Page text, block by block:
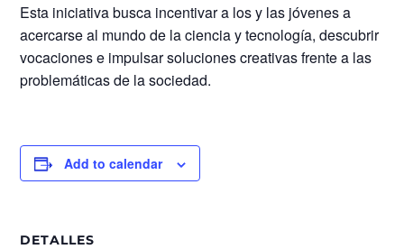
Esta iniciativa busca incentivar a los y las jóvenes a
acercarse al mundo de la ciencia y tecnología, descubrir
vocaciones e impulsar soluciones creativas frente a las
problemáticas de la sociedad.
Add to calendar
DETALLES